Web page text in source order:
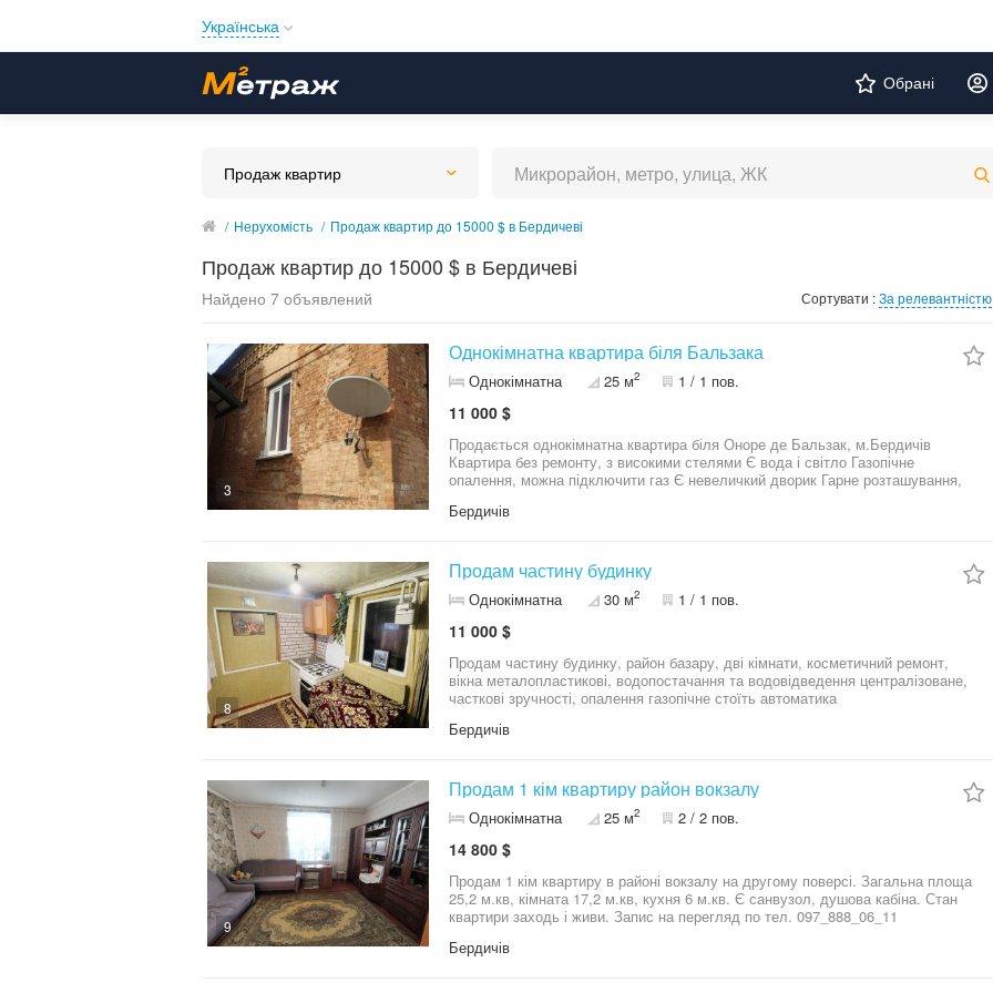
Українська
Українська
Обрані
Продаж квартир
/ Нерухомість / Продаж квартир до 15000 $ в Бердичеві
Продаж квартир до 15000 $ в Бердичеві
Найдено 7 объявлений Сортувати :За релевантністю
3
Однокімнатна квартира біля Бальзака
Однокімнатна 25 м2 1 / 1 пов.
11 000 $
Продається однокімнатна квартира біля Оноре де Бальзак, м.Бердичів
Квартира без ремонту, з високими стелями Є вода і світло Газопічне
опалення, можна підключити газ Є невеличкий дворик Гарне розташування,
Бердичів
8
Продам частину будинку
Однокімнатна 30 м2 1 / 1 пов.
11 000 $
Продам частину будинку, район базару, дві кімнати, косметичний ремонт,
вікна металопластикові, водопостачання та водовідведення централізоване,
часткові зручності, опалення газопічне стоїть автоматика
Бердичів
9
Продам 1 кім квартиру район вокзалу
Однокімнатна 25 м2 2 / 2 пов.
14 800 $
Продам 1 кім квартиру в районі вокзалу на другому поверсі. Загальна площа
25,2 м.кв, кімната 17,2 м.кв, кухня 6 м.кв. Є санвузол, душова кабіна. Стан
квартири заходь і живи. Запис на перегляд по тел. 097_888_06_11
Бердичів